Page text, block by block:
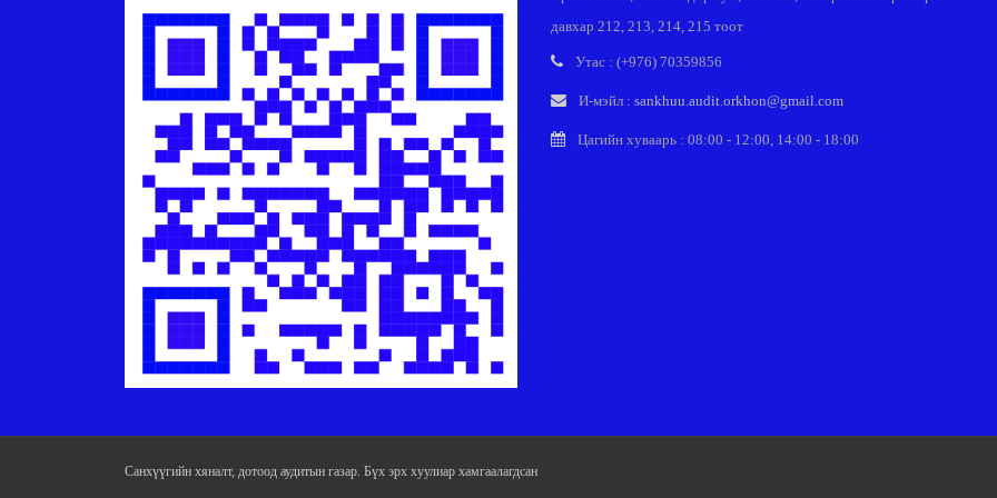
давхар 212, 213, 214, 215 тоот
Утас : (+976) 70359856
И-мэйл :sankhuu.audit.orkhon@gmail.com
Цагийн хуваарь : 08:00 - 12:00, 14:00 - 18:00
Санхүүгийн хяналт, дотоод аудитын газар. Бүх эрх хуулиар хамгаалагдсан